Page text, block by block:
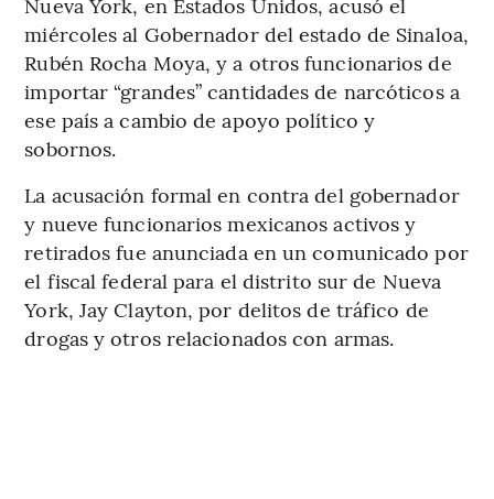
miércoles al Gobernador del estado de Sinaloa,
Rubén Rocha Moya, y a otros funcionarios de
importar “grandes” cantidades de narcóticos a
ese país a cambio de apoyo político y
sobornos.
La acusación formal en contra del gobernador
y nueve funcionarios mexicanos activos y
retirados fue anunciada en un comunicado por
el fiscal federal para el distrito sur de Nueva
York, Jay Clayton, por delitos de tráfico de
drogas y otros relacionados con armas.